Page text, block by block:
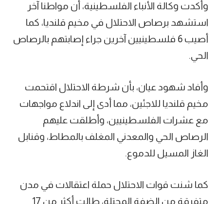
وأكدت وكالة الأنباء الفلسطينية، أن مواطنا آخر
استشهد برصاص الاحتلال في مخيم قلنديا، كما
أصيب 6 فلسطينيين آخرين جراء إصابتهم بالرصاص
الحي.
وأفاد شهود عيان، بأن شرطة الاحتلال اقتحمت
مخيم قلنديا للاجئين، مما أدى إلى اندلاع مواجهات
مع عشرات الفلسطينيين، وأطلقت عليهم
الرصاص الحي والمعدني المغلف بالمطاط، وقنابل
الغاز المسيل للدموع.
كما شنت قوات الاحتلال حملة اعتقالات في مدن
متفرقة من الضفة المحتلة، طالت أكثر من 17